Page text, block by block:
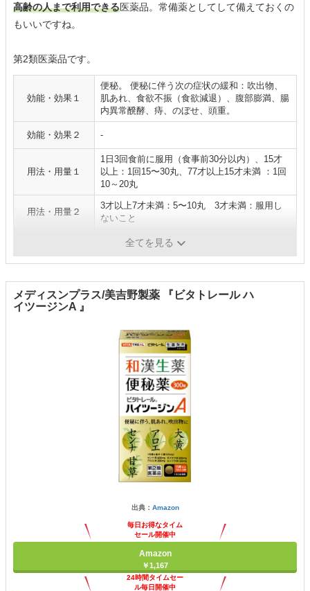
高齢の人まで利用できる医薬品。常備薬としてして備えておくの
もいいですね。
第2類医薬品です。
効能・効果１
便秘。 便秘に伴う次の症状の緩和：吹出物、
肌あれ、食欲不振（食欲減退）、腹部膨満、腸
内異常醗酵、痔、のぼせ、頭重。
効能・効果２ ‐
用法・用量１
1日3回食前に服用（食事前30分以内）、15才
以上：1回15〜30丸、77才以上15才未満 ：1回
10～20丸
用法・用量２
3才以上7才未満：5〜10丸 3才未満：服用し
ないこと
第2類医薬品
全てを見る
メディスンプラス/美吉野製薬 『ビタトレール ハ
イツージンA 』
出典： Amazon
毎日お得なタイム
セール開催中
Amazon
￥1,167
24時間タイムセー
ル毎日開催中